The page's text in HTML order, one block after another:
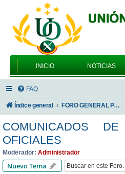
INICIO NOTICIAS
FAQ
Índice general FORO GENERAL PARA TODOS LOS USUARIOS
COMUNICADOS
OFICIALES
Moderador: Administrador
Nuevo Tema